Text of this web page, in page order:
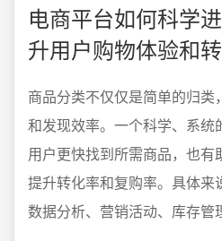
电商平台如何科学
升用户购物体验和转
商品分类不仅仅是简单的归类
和发现效率。一个科学、系统
用户更快找到所需商品，也
提升转化率和复购率。具体来
数据分析、营销活动、库存管